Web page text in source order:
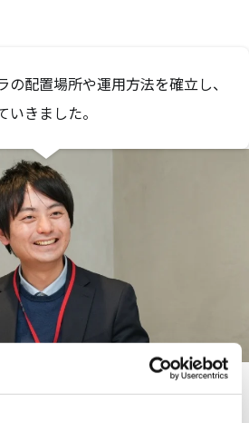
の展開を支えた宮浦氏
配置場所や運用方法を確立し、
きました。